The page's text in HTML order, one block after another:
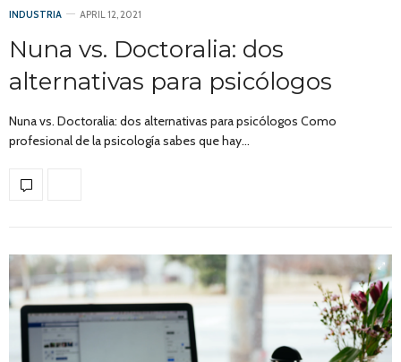
INDUSTRIA APRIL 12, 2021
Nuna vs. Doctoralia: dos
alternativas para psicólogos
Nuna vs. Doctoralia: dos alternativas para psicólogos Como
profesional de la psicología sabes que hay…